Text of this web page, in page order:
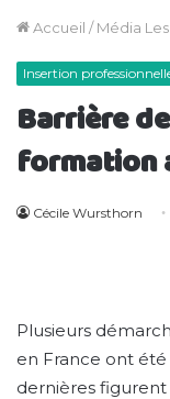
Accueil / Média
Insertion
Barrière
formation
Cécile Wursthorn
Plusieurs
en France ont été
dernières